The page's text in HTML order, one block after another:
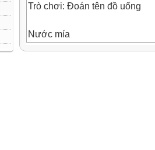
Trò chơi: Đoán tên đồ uống
Nước mía